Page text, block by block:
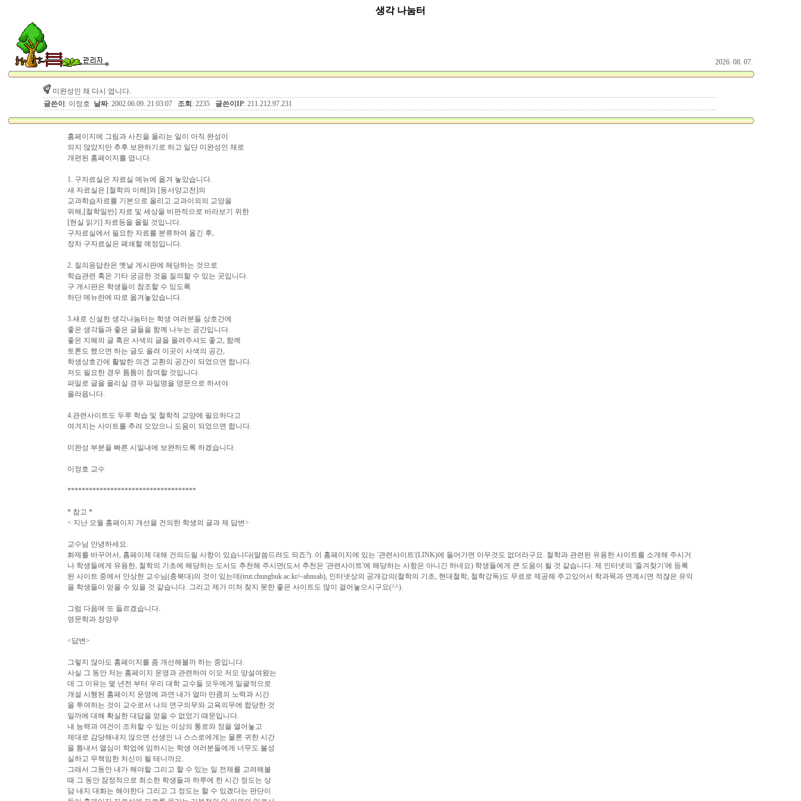
생각 나눔터
2026. 08. 07.
미완성인 채 다시 엽니다.
글쓴이 : 이정호 날짜: 2002.06.09. 21:03:07 조회 : 2235 글쓴이IP: 211.212.97.231
홈페이지에 그림과 사진을 올리는 일이 아직 완성이
되지 않았지만 추후 보완하기로 하고 일단 미완성인 채로
개편된 홈페이지를 엽니다.
1. 구자료실은 자료실 메뉴에 옮겨 놓았습니다.
새 자료실은 [철학의 이해]와 [동서양고전]의
교과학습자료를 기본으로 올리고 교과이외의 교양을
위해,[철학일반] 자료 및 세상을 비판적으로 바라보기 위한
[현실 읽기] 자료등을 올릴 것입니다.
구자료실에서 필요한 자료를 분류하여 옮긴 후,
장차 구자료실은 폐쇄할 예정입니다.
2. 질의응답란은 옛날 게시판에 해당하는 것으로
학습관련 혹은 기타 궁금한 것을 질의할 수 있는 곳입니다.
구 게시판은 학생들이 참조할 수 있도록
하단 메뉴란에 따로 옮겨놓았습니다.
3.새로 신설한 생각나눔터는 학생 여러분들 상호간에
좋은 생각들과 좋은 글들을 함께 나누는 공간입니다.
좋은 지혜의 글 혹은 사색의 글을 올려주셔도 좋고, 함께
토론도 했으면 하는 글도 올려 이곳이 사색의 공간,
학생상호간에 활발한 의견 교환의 공간이 되었으면 합니다.
저도 필요한 경우 틈틈이 참여할 것입니다.
파일로 글을 올리실 경우 파일명을 영문으로 하셔야
올라옵니다.
4.관련사이트도 두루 학습 및 철학적 교양에 필요하다고
여겨지는 사이트를 추려 모았으니 도움이 되었으면 합니다.
미완성 부분을 빠른 시일내에 보완하도록 하겠습니다.
이정호 교수
************************************
* 참고 *
< 지난 오월 홈페이지 개선을 건의한 학생의 글과 제 답변>
교수님 안녕하세요.
화제를 바꾸어서, 홈페이제 대해 건의드릴 사항이 있습니다(말씀드려도 되죠?). 이 홈페이지에 있는 '관련사이트'(LINK)에 들어가면 아무것도 없더라구요. 철학과 관련된 유용한 사이트를 소개해 주시거
나 학생들에게 유용한, 철학의 기초에 해당하는 도서도 추천해 주시면(도서 추천은 '관련사이트'에 해당하는 사항은 아니긴 하네요) 학생들에게 큰 도움이 될 것 같습니다. 제 인터넷의 '즐겨찾기'에 등록
된 사이트 중에서 안상헌 교수님(충북대)의 것이 있는데(trut.chungbuk.ac.kr/~ahnsah), 인터넷상의 공개강의(철학의 기초, 현대철학, 철학강독)도 무료로 제공해 주고있어서 학과목과 연계시면 적쟎은 유익
을 학생들이 얻을 수 있을 것 같습니다. 그리고 제가 미처 찾지 못한 좋은 사이트도 많이 걸어놓으시구요(^^).
그럼 다음에 또 들르겠습니다.
영문학과 장양우
<답변>
그렇지 않아도 홈페이지를 좀 개선해볼까 하는 중입니다.
사실 그 동안 저는 홈페이지 운영과 관련하여 이모 저모 망설여왔는
데 그 이유는 몇 년전 부터 우리 대학 교수들 모두에게 일괄적으로
개설 시행된 홈페이지 운영에 과연 내가 얼마 만큼의 노력과 시간
을 투여하는 것이 교수로서 나의 연구의무와 교육의무에 합당한 것
일까에 대해 확실한 대답을 얻을 수 없었기 때문입니다.
내 능력과 여건이 조처할 수 있는 이상의 통로와 장을 열어놓고
제대로 감당해내지 않으면 선생인 나 스스로에게는 물론 귀한 시간
을 틈내서 열심이 학업에 임하시는 학생 여러분들에게 너무도 불성
실하고 무책임한 처신이 될 테니까요.
그래서 그동안 내가 해야할 그리고 할 수 있는 일 전체를 고려해볼
때 그 동안 잠정적으로 최소한 학생들과 하루에 한 시간 정도는 상
담 내지 대화는 해야한다 그리고 그 정도는 할 수 있겠다는 판단이